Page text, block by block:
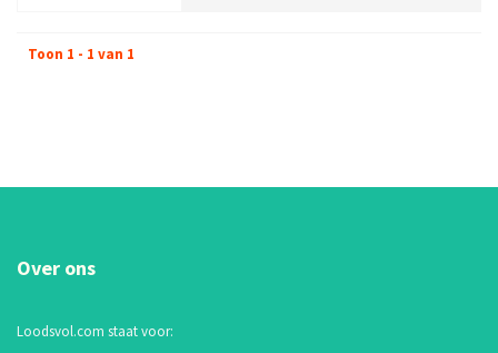
Toon 1 - 1 van 1
Over ons
Loodsvol.com staat voor: